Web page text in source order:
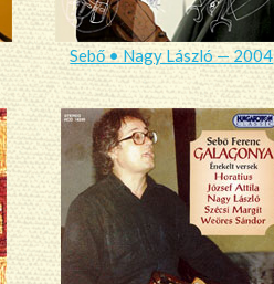
Sebő • Nagy László — 2004